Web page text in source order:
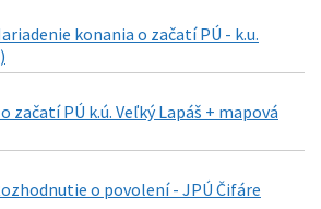
konania o začatí PÚ - k.u.
začatí PÚ k.ú. Veľký Lapáš + mapová
o povolení - JPÚ Čifáre